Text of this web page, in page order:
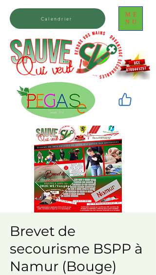
ME
NU
Calendrier
Brevet de
secourisme BSPP à
Namur (Bouge)